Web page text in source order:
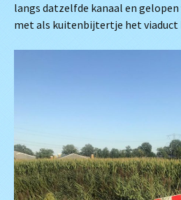
langs datzelfde kanaal en
met als kuitenbijtertje het viaduct